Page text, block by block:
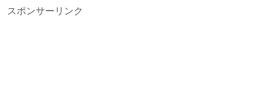
スポンサーリンク